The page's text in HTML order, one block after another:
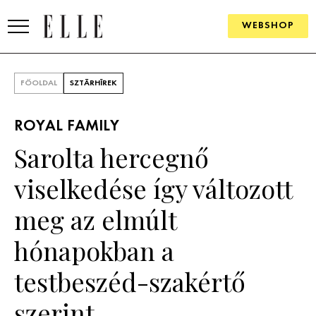
WEBSHOP
SZÉPSÉG
PSZICHÉ
ÉLETMÓD
PÁRKAPCSOLAT
FŐOLDAL SZTÁRHÍREK
ROYAL FAMILY
Sarolta hercegnő
viselkedése így változott
meg az elmúlt
hónapokban a
testbeszéd-szakértő